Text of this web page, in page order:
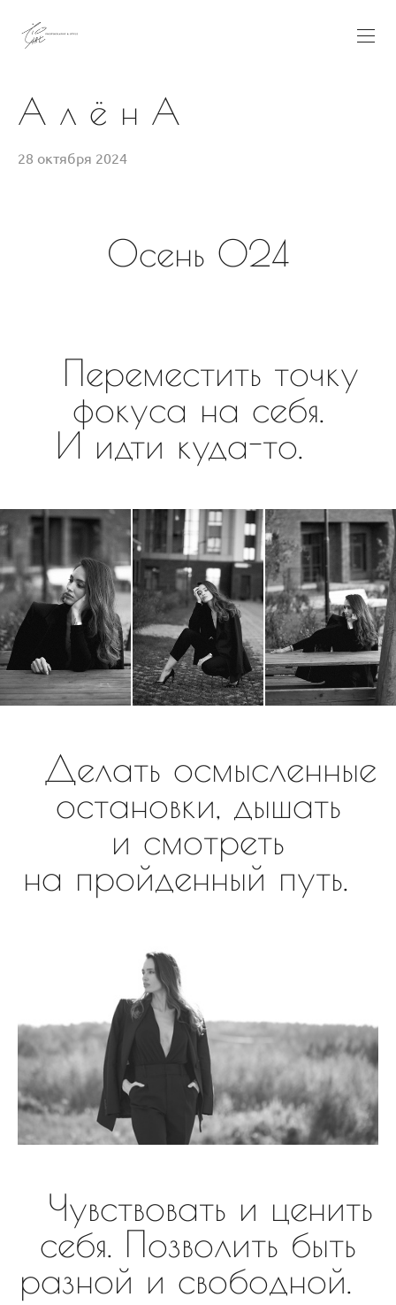
А л ё н А
28 октября 2024
Осень 024
Переместить точку
фокуса на себя.
И идти куда-то.
Делать осмысленные
остановки, дышать
и смотреть
на пройденный путь.
Чувствовать и ценить
себя. Позволить быть
разной и свободной.